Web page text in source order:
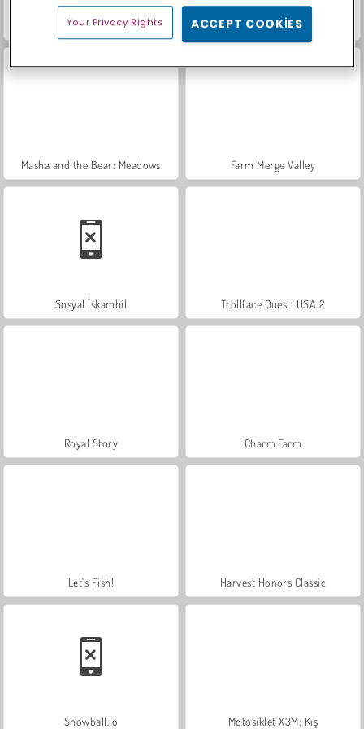
Scala 40 Heroes of Myths
Masha and the Bear: Meadows Farm Merge Valley
Sosyal İskambil Trollface Quest: USA 2
Royal Story Charm Farm
Let's Fish! Harvest Honors Classic
Snowball.io Motosiklet X3M: Kış
Your Privacy Rights ACCEPT COOKIES